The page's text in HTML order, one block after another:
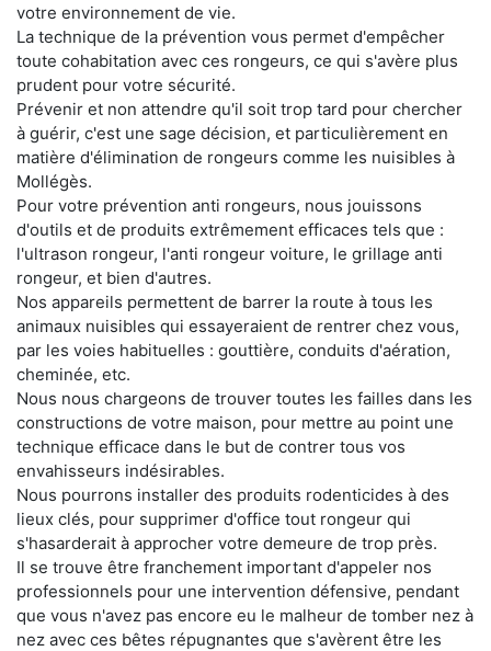
votre environnement de vie.
La technique de la prévention vous permet d'empêcher
toute cohabitation avec ces rongeurs, ce qui s'avère plus
prudent pour votre sécurité.
Prévenir et non attendre qu'il soit trop tard pour chercher
à guérir, c'est une sage décision, et particulièrement en
matière d'élimination de rongeurs comme les nuisibles à
Mollégès.
Pour votre prévention anti rongeurs, nous jouissons
d'outils et de produits extrêmement efficaces tels que :
l'ultrason rongeur, l'anti rongeur voiture, le grillage anti
rongeur, et bien d'autres.
Nos appareils permettent de barrer la route à tous les
animaux nuisibles qui essayeraient de rentrer chez vous,
par les voies habituelles : gouttière, conduits d'aération,
cheminée, etc.
Nous nous chargeons de trouver toutes les failles dans les
constructions de votre maison, pour mettre au point une
technique efficace dans le but de contrer tous vos
envahisseurs indésirables.
Nous pourrons installer des produits rodenticides à des
lieux clés, pour supprimer d'office tout rongeur qui
s'hasarderait à approcher votre demeure de trop près.
Il se trouve être franchement important d'appeler nos
professionnels pour une intervention défensive, pendant
que vous n'avez pas encore eu le malheur de tomber nez à
nez avec ces bêtes répugnantes que s'avèrent être les